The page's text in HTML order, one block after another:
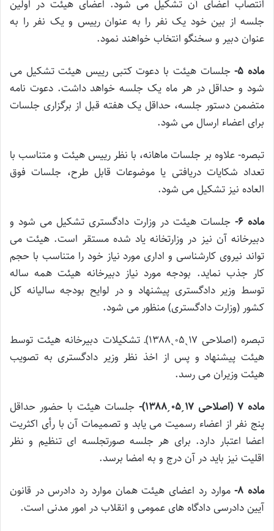
انتصاب اعضای آن تشکیل می شود. اعضای هیئت در اولین
جلسه از بین خود یک نفر را به عنوان رییس و یک نفر را به
عنوان دبیر و سخنگو انتخاب خواهند نمود.
ماده ۵-
جلسات هیئت با دعوت کتبی رییس هیئت تشکیل می
شود و حداقل در هر ماه یک جلسه خواهد داشت. دعوت نامه
متضمن دستور جلسه، حداقل یک هفته قبل از برگزاری جلسات
برای اعضاء ارسال می شود.
تبصره- علاوه بر جلسات ماهانه، با نظر رییس هیئت و متناسب با
تعداد شکایات دریافتی یا موضوعات قابل طرح، جلسات فوق
العاده نیز تشکیل می شود.
ماده ۶-
جلسات هیئت در وزارت دادگستری تشکیل می شود و
دبیرخانه آن نیز در وزارتخانه یاد شده مستقر است. هیئت می
تواند نیروی کارشناسی و اداری مورد نیاز خود را متناسب با حجم
کار جذب نماید. بودجه مورد نیاز دبیرخانه هیئت همه ساله
توسط وزیر دادگستری پیشنهاد و در لوایح بودجه سالیانه کل
کشور (وزارت دادگستری) منظور می شود.
تبصره (اصلاحی ۱۷ˏ۰۵ˏ۱۳۸۸)ـ تشکیلات دبیرخانه هیئت توسط
هیئت پیشنهاد و پس از اخذ نظر وزیر دادگستری به تصویب
هیئت وزیران می رسد.
ماده ۷ (اصلاحی ۱۷ˏ۰۵ˏ۱۳۸۸)-
جلسات هیئت با حضور حداقل
پنج نفر از اعضاء رسمیت می یابد و تصمیمات آن با رأی اکثریت
اعضا اعتبار دارد. برای هر جلسه صورتجلسه ای تنظیم و نظر
اقلیت نیز باید در آن درج و به امضا برسد.
ماده ۸-
موارد رد اعضای هیئت همان موارد رد دادرس در قانون
آیین دادرسی دادگاه های عمومی و انقلاب در امور مدنی است.